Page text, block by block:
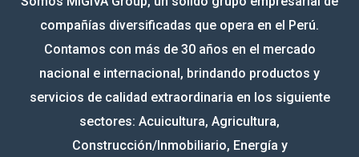
compañías diversificadas que opera en el Perú.
Contamos con más de 30 años en el mercado
nacional e internacional, brindando productos y
servicios de calidad extraordinaria en los siguiente
sectores: Acuicultura, Agricultura,
Construcción/Inmobiliario, Energía y